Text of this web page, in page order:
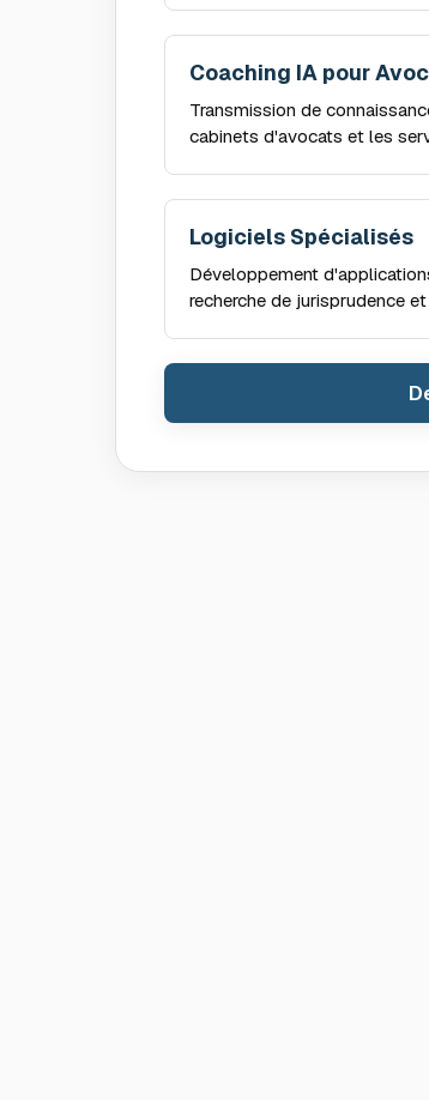
Coaching IA pour
Transmission de
cabinets d'avocats et les
Logiciels Spécialisés
Développement
recherche de jurisprudence